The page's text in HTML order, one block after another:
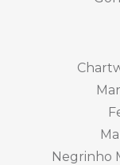
Negrinho